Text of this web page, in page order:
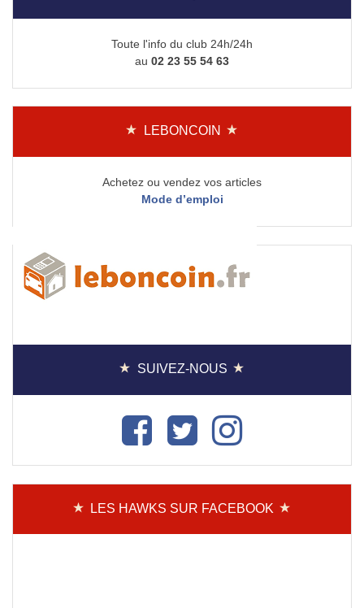
Toute l'info du club 24h/24h
au 02 23 55 54 63
LEBONCOIN
Achetez ou vendez vos articles
Mode d’emploi
SUIVEZ-NOUS
LES HAWKS SUR FACEBOOK